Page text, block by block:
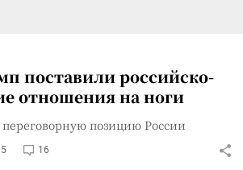
поставили российско-
отношения на ноги
позицию России
16